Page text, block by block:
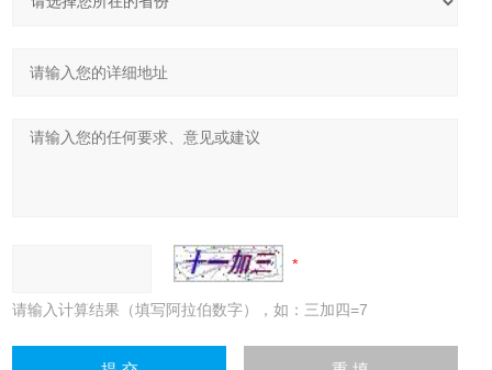
请输入计算结果（填写阿拉伯数字），如：三加四=7